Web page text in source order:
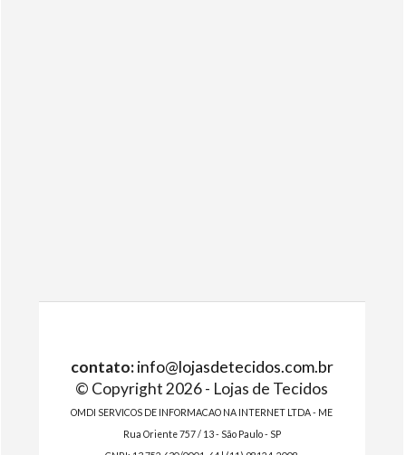
contato: info@lojasdetecidos.com.br
© Copyright 2026 - Lojas de Tecidos
OMDI SERVICOS DE INFORMACAO NA INTERNET LTDA - ME
Rua Oriente 757 / 13 - São Paulo - SP